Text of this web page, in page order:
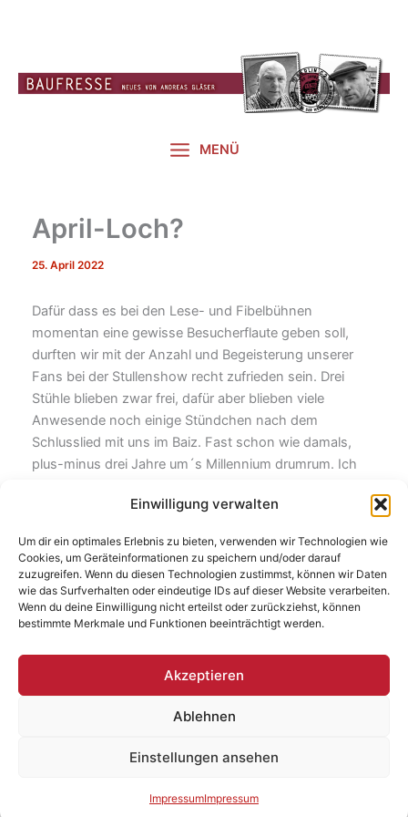
Einwilligung verwalten
Um dir ein optimales Erlebnis zu bieten, verwenden wir Technologien wie
Cookies, um Geräteinformationen zu speichern und/oder darauf
zuzugreifen. Wenn du diesen Technologien zustimmst, können wir Daten
wie das Surfverhalten oder eindeutige IDs auf dieser Website verarbeiten.
Wenn du deine Einwilligung nicht erteilst oder zurückziehst, können
bestimmte Merkmale und Funktionen beeinträchtigt werden.
Akzeptieren
Ablehnen
Einstellungen ansehen
ImpressumImpressum
MENÜ
April-Loch?
25. April 2022
Dafür dass es bei den Lese- und Fibelbühnen
momentan eine gewisse Besucherflaute geben soll,
durften wir mit der Anzahl und Begeisterung unserer
Fans bei der Stullenshow recht zufrieden sein. Drei
Stühle blieben zwar frei, dafür aber blieben viele
Anwesende noch einige Stündchen nach dem
Schlusslied mit uns im Baiz. Fast schon wie damals,
plus-minus drei Jahre um´s Millennium drumrum. Ich
Gepäck nach Hause spazierte, obwohl eine M10 auf
her fuhr.
Lesetipp: Der cooleKunze im Gesprächmit der Berliner
Zeitung.
ZURÜCK WEITER